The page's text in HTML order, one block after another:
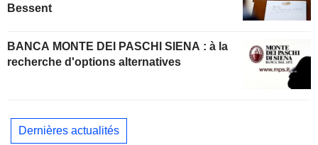
Bessent
BANCA MONTE DEI PASCHI SIENA : à la
recherche d'options alternatives
Dernières actualités